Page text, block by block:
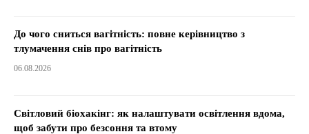
До чого сниться вагітність: повне керівництво з
тлумачення снів про вагітність
06.08.2026
Світловий біохакінг: як налаштувати освітлення вдома,
щоб забути про безсоння та втому